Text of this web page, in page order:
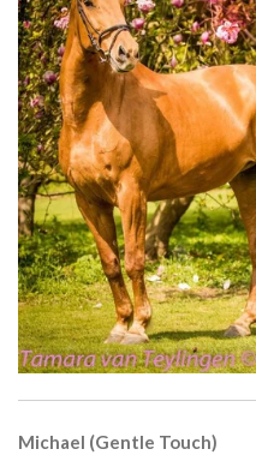
Michael (Gentle Touch)